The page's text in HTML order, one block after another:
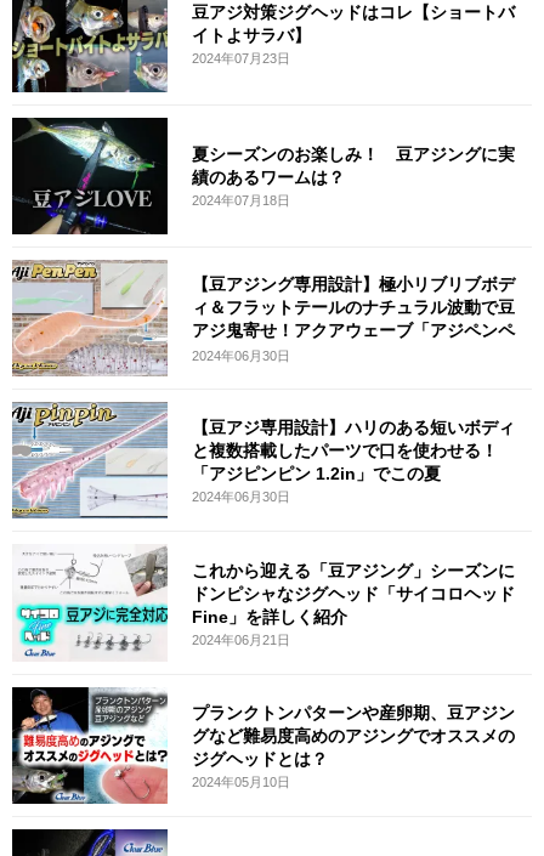
豆アジ対策ジグヘッドはコレ【ショートバ
イトよサラバ】
2024年07月23日
夏シーズンのお楽しみ！ 豆アジングに実
績のあるワームは？
2024年07月18日
【豆アジング専用設計】極小リブリブボデ
ィ＆フラットテールのナチュラル波動で豆
アジ鬼寄せ！アクアウェーブ「アジペンペ
ン
2024年06月30日
【豆アジ専用設計】ハリのある短いボディ
と複数搭載したパーツで口を使わせる！
「アジピンピン 1.2in」でこの夏
2024年06月30日
これから迎える「豆アジング」シーズンに
ドンピシャなジグヘッド「サイコロヘッド
Fine」を詳しく紹介
2024年06月21日
プランクトンパターンや産卵期、豆アジン
グなど難易度高めのアジングでオススメの
ジグヘッドとは？
2024年05月10日